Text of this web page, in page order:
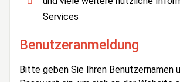
Services
Benutzeranmeldung
Bitte geben Sie Ihren Benutzernamen